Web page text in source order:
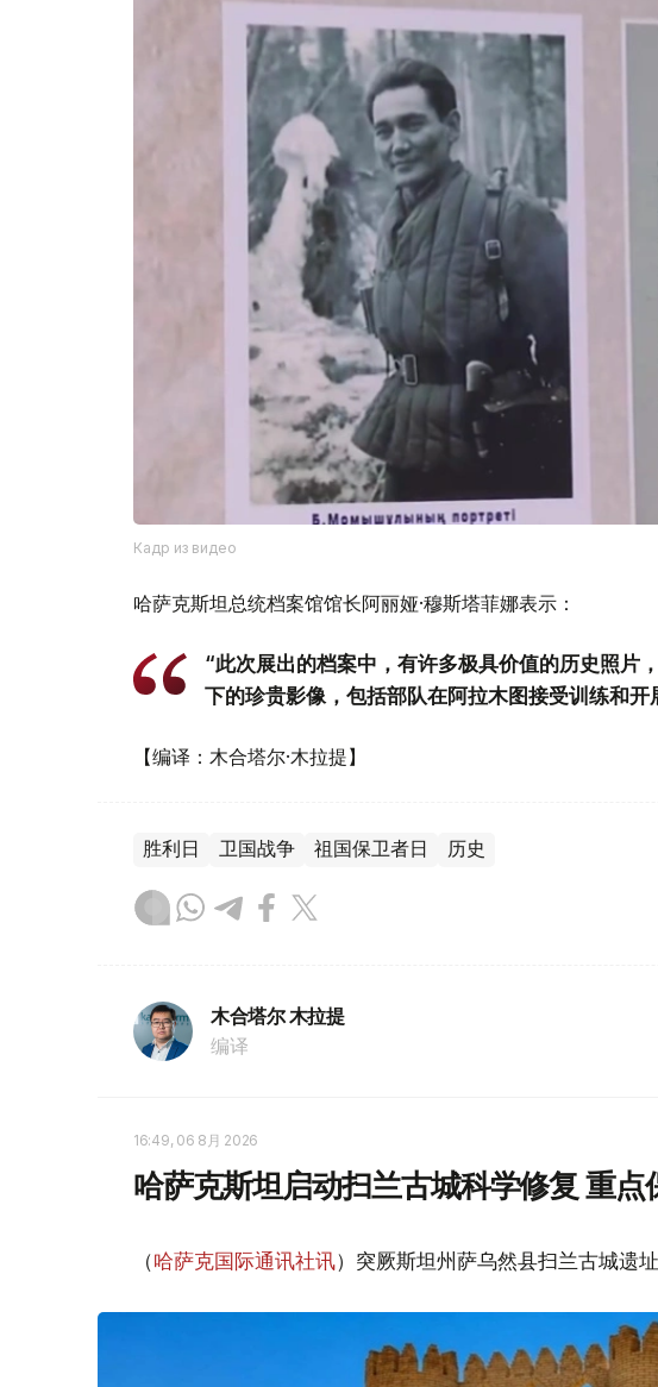
Кадр из видео
哈萨克斯坦总统档案馆馆长阿丽娅·穆斯塔菲娜表示：
“此次展出的档案中，有许多极具价值的历史照片
下的珍贵影像，包括部队在阿拉木图接受训练和
【编译：木合塔尔·木拉提】
胜利日 卫国战争 祖国保卫者日 历史
木合塔尔 木拉提
编译
16:49, 06 8月 2026
哈萨克斯坦启动扫兰古城科学修复 重
（哈萨克国际通讯社讯）突厥斯坦州萨乌然县扫兰古城遗